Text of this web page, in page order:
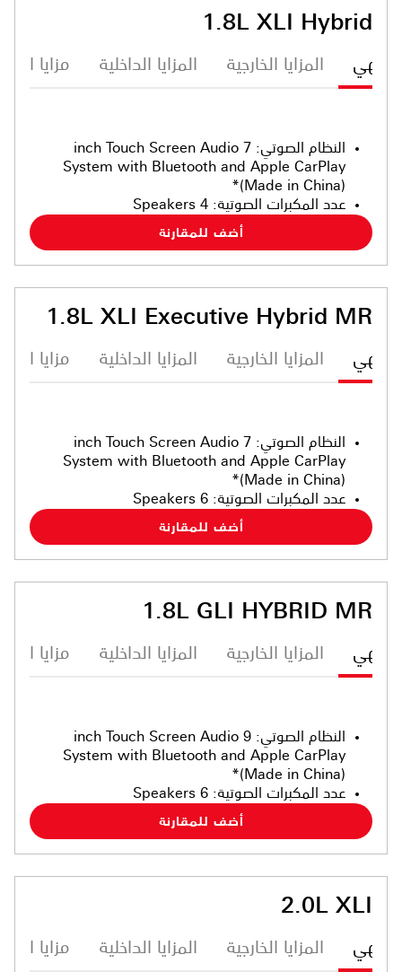
1.8L XLI Hybrid
المزايا الخارجية المزايا الداخلية مزايا
النظام الصوتي:
7 inch Touch Screen Audio
System with Bluetooth and Apple CarPlay
(Made in China)*
عدد المكبرات الصوتية:
4 Speakers
أضف للمقارنة
1.8L XLI Executive Hybrid MR
المزايا الخارجية المزايا الداخلية مزايا
النظام الصوتي:
7 inch Touch Screen Audio
System with Bluetooth and Apple CarPlay
(Made in China)*
عدد المكبرات الصوتية:
6 Speakers
أضف للمقارنة
1.8L GLI HYBRID MR
المزايا الخارجية المزايا الداخلية مزايا
النظام الصوتي:
9 inch Touch Screen Audio
System with Bluetooth and Apple CarPlay
(Made in China)*
عدد المكبرات الصوتية:
6 Speakers
أضف للمقارنة
2.0L XLI
المزايا الخارجية المزايا الداخلية مزايا